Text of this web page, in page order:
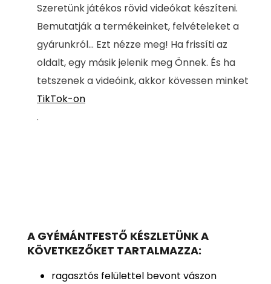
Szeretünk játékos rövid videókat készíteni.
Bemutatják a termékeinket, felvételeket a
gyárunkról... Ezt nézze meg! Ha frissíti az
oldalt, egy másik jelenik meg Önnek. És ha
tetszenek a videóink, akkor kövessen minket
TikTok-on
.
A GYÉMÁNTFESTŐ KÉSZLETÜNK A
KÖVETKEZŐKET TARTALMAZZA:
ragasztós felülettel bevont vászon